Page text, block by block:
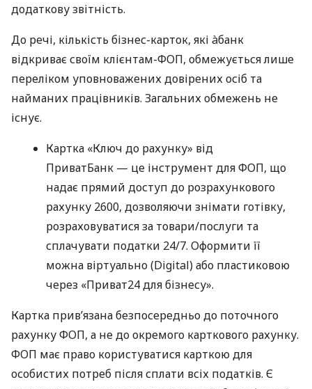
додаткову звітність.
До речі, кількість бізнес-карток, які àбанк
відкриває своїм клієнтам-ФОП, обмежується лише
переліком уповноважених довірених осіб та
найманих працівників. Загальних обмежень не
існує.
Картка «Ключ до рахунку» від
ПриватБанк — це інструмент для ФОП, що
надає прямий доступ до розрахункового
рахунку 2600, дозволяючи знімати готівку,
розраховуватися за товари/послуги та
сплачувати податки 24/7. Оформити її
можна віртуально (Digital) або пластиковою
через «Приват24 для бізнесу».
Картка прив’язана безпосередньо до поточного
рахунку ФОП, а не до окремого карткового рахунку.
ФОП має право користуватися карткою для
особистих потреб після сплати всіх податків. Є